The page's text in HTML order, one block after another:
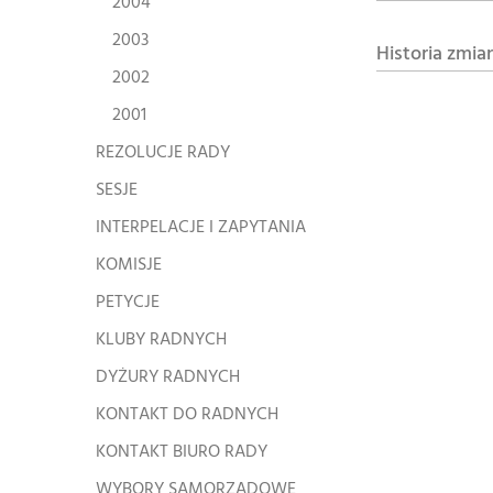
2003
2002
2001
REZOLUCJE RADY
SESJE
INTERPELACJE I ZAPYTANIA
KOMISJE
PETYCJE
KLUBY RADNYCH
DYŻURY RADNYCH
KONTAKT DO RADNYCH
KONTAKT BIURO RADY
Historia